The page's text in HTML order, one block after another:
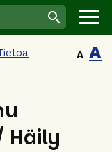
A A
Häily